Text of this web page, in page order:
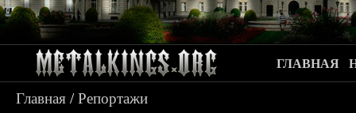
ГЛАВНАЯ
Главная /Репортажи